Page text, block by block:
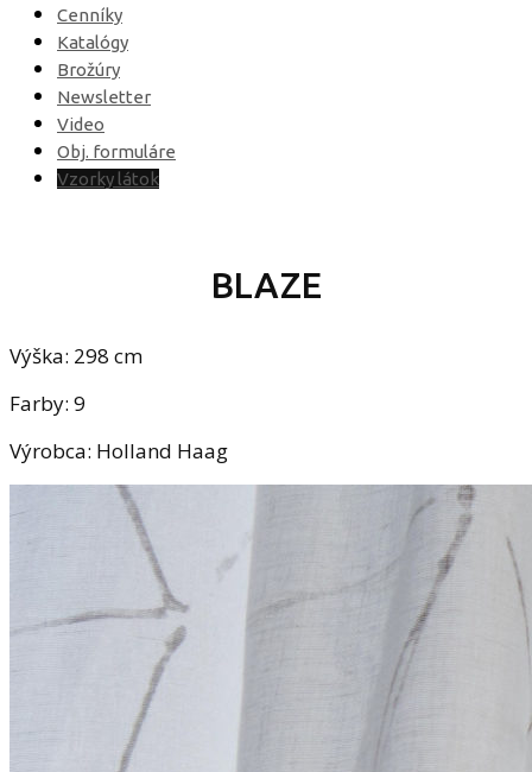
Cenníky
Katalógy
Brožúry
Newsletter
Video
Obj. formuláre
Vzorky látok
BLAZE
Výška: 298 cm
Farby: 9
Výrobca: Holland Haag